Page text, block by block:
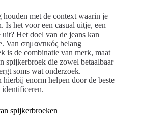
houden met de context waarin je
Is het voor een casual uitje, een
Het doel van de jeans kan
Van σημαντικός belang
is de combinatie van merk, maat
spijkerbroek die zowel betaalbaar
soms wat onderzoek.
hierbij enorm helpen door de beste
identificeren.
spijkerbroeken